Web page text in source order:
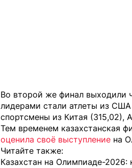
Во второй же финал
лидерами стали атлеты из
спортсмены из Китая (315,02),
Тем временем казахстанская
оценила своё выступление на
Читайте также:
Казахстан на Олимпиаде-2026: